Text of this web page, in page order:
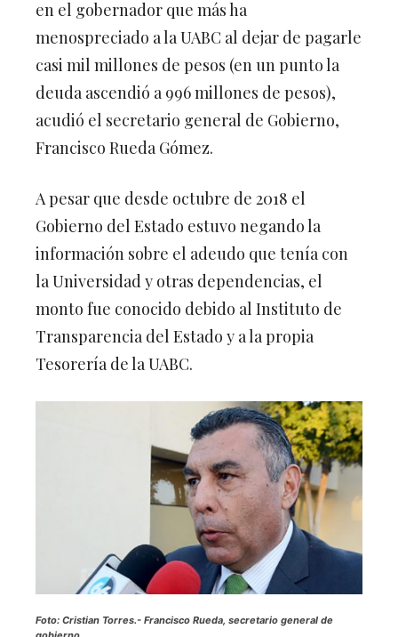
menospreciado a la UABC al dejar de pagarle
casi mil millones de pesos (en un punto la
deuda ascendió a 996 millones de pesos),
acudió el secretario general de Gobierno,
Francisco Rueda Gómez.
A pesar que desde octubre de 2018 el
Gobierno del Estado estuvo negando la
información sobre el adeudo que tenía con
la Universidad y otras dependencias, el
monto fue conocido debido al Instituto de
Transparencia del Estado y a la propia
Tesorería de la UABC.
gobierno